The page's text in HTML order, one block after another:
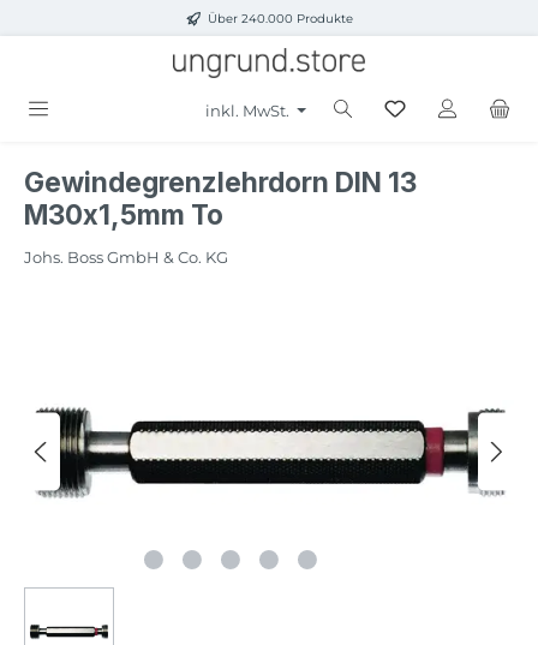
Zum Hauptinhalt springenÜber 240.000 Produkte
inkl. MwSt.
Gewindegrenzlehrdorn DIN 13
M30x1,5mm To
Johs. Boss GmbH & Co. KG